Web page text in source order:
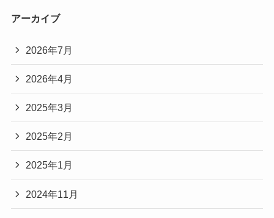
アーカイブ
2026年7月
2026年4月
2025年3月
2025年2月
2025年1月
2024年11月